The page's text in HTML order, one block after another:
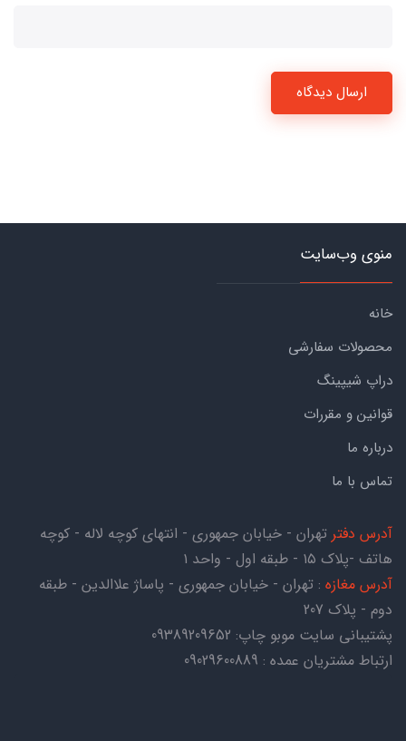
ارسال دیدگاه
منوی وب‌سایت
خانه
محصولات سفارشی
دراپ شیپینگ
قوانین و مقررات
درباره ما
تماس با ما
آدرس دفتر تهران - خیابان جمهوری - انتهای کوچه لاله - کوچه
هاتف -پلاک ۱۵ - طبقه اول - واحد ۱
آدرس مغازه : تهران - خیابان جمهوری - پاساژ علاالدین - طبقه
دوم - پلاک 207
پشتیبانی سایت موبو چاپ: 09389209652
ارتباط مشتریان عمده : 09029600889